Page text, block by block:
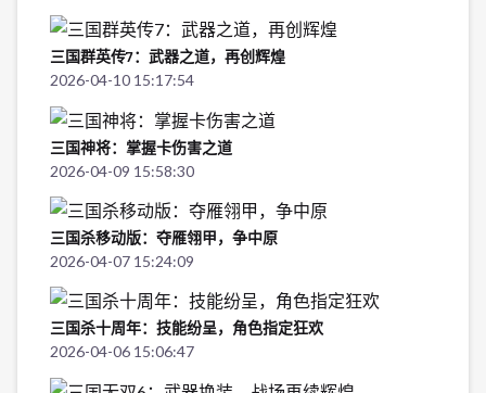
三国群英传7：武器之道，再创辉煌
2026-04-10 15:17:54
三国神将：掌握卡伤害之道
2026-04-09 15:58:30
三国杀移动版：夺雁翎甲，争中原
2026-04-07 15:24:09
三国杀十周年：技能纷呈，角色指定狂欢
2026-04-06 15:06:47